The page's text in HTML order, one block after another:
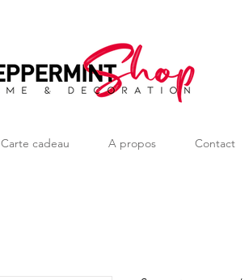
Carte cadeau A propos Contact